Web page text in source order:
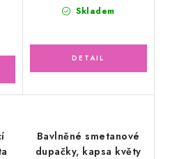
Skladem
Bavlněné smetanové
dupačky, kapsa květy